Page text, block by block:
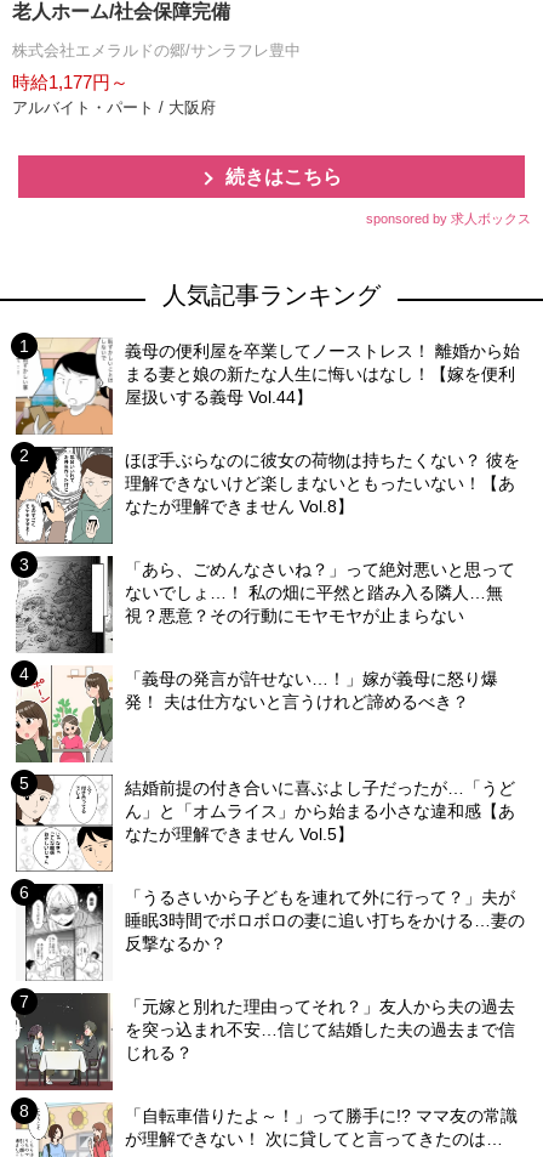
老人ホーム/社会保障完備
株式会社エメラルドの郷/サンラフレ豊中
時給1,177円～
アルバイト・パート / 大阪府
続きはこちら
sponsored by 求人ボックス
人気記事ランキング
義母の便利屋を卒業してノーストレス！ 離婚から始
まる妻と娘の新たな人生に悔いはなし！【嫁を便利
屋扱いする義母 Vol.44】
ほぼ手ぶらなのに彼女の荷物は持ちたくない？ 彼を
理解できないけど楽しまないともったいない！【あ
なたが理解できません Vol.8】
「あら、ごめんなさいね？」って絶対悪いと思って
ないでしょ…！ 私の畑に平然と踏み入る隣人…無
視？悪意？その行動にモヤモヤが止まらない
「義母の発言が許せない…！」嫁が義母に怒り爆
発！ 夫は仕方ないと言うけれど諦めるべき？
結婚前提の付き合いに喜ぶよし子だったが…「うど
ん」と「オムライス」から始まる小さな違和感【あ
なたが理解できません Vol.5】
「うるさいから子どもを連れて外に行って？」夫が
睡眠3時間でボロボロの妻に追い打ちをかける…妻の
反撃なるか？
「元嫁と別れた理由ってそれ？」友人から夫の過去
を突っ込まれ不安…信じて結婚した夫の過去まで信
じれる？
「自転車借りたよ～！」って勝手に!? ママ友の常識
が理解できない！ 次に貸してと言ってきたのは…